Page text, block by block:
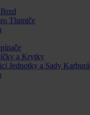
Tlumiče
a Krytky
Jednotky a Sady